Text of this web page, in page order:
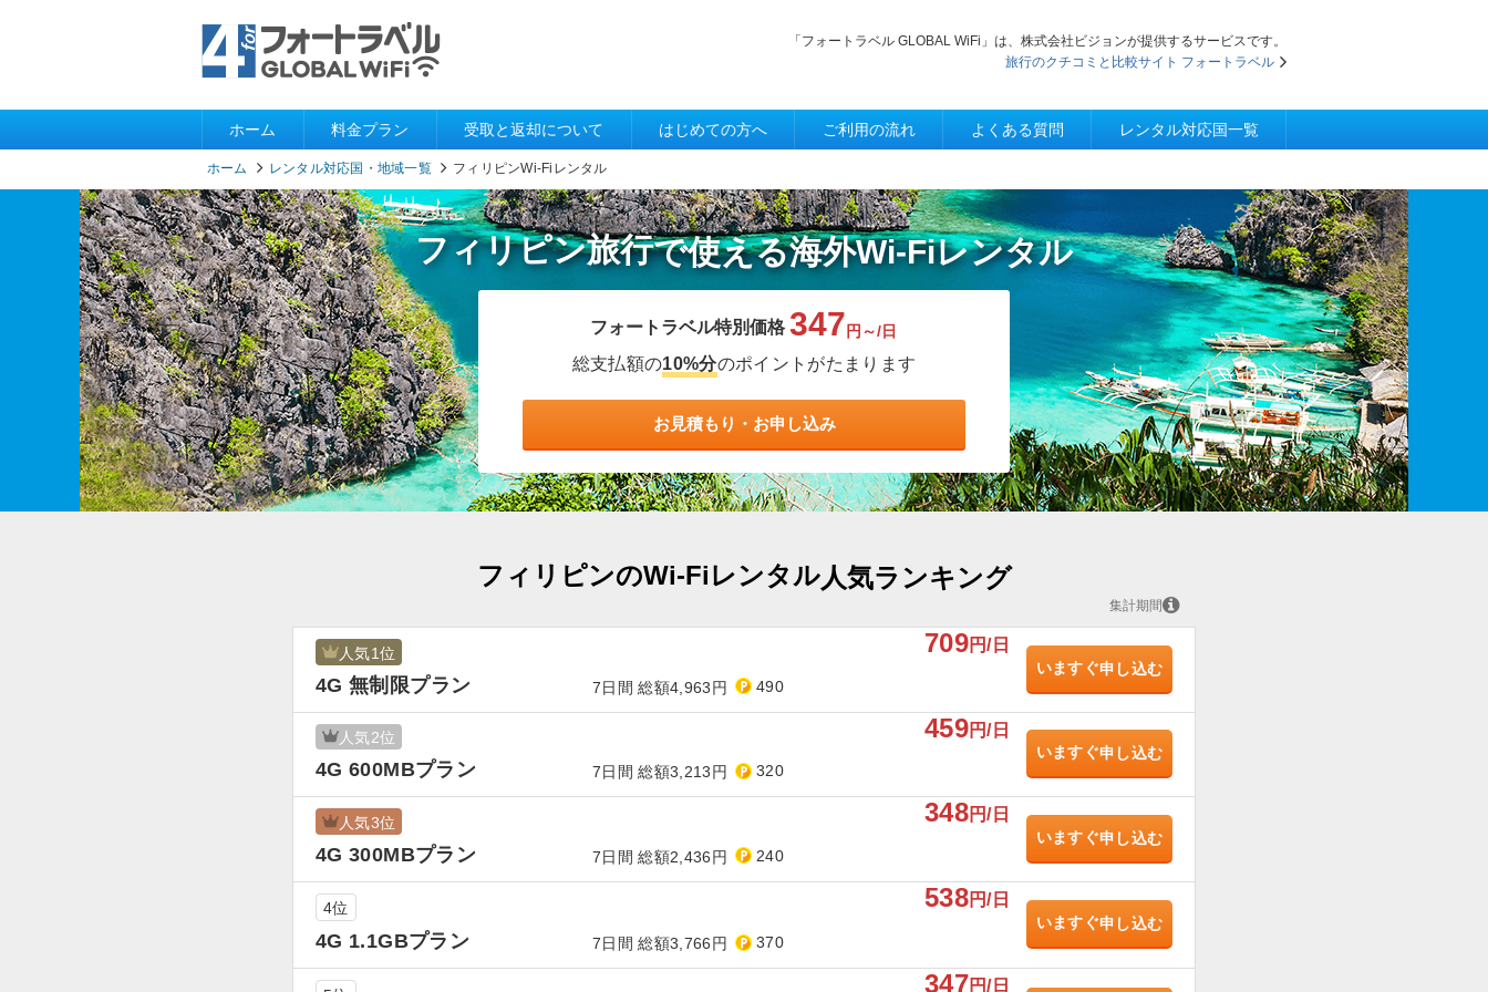
「フォートラベル GLOBAL WiFi」は、株式会社ビジョンが提供するサービスです。
旅行のクチコミと比較サイト フォートラベル
ホーム 料金プラン 受取と返却について はじめての方へ ご利用の流れ よくある質問 レンタル対応国一覧
ホーム レンタル対応国・地域一覧 フィリピンWi-Fiレンタル
フィリピン旅行で使える海外Wi-Fiレンタル
フォートラベル特別価格 347 円～/日
総支払額の10%分のポイントがたまります
お見積もり・お申し込み
フィリピンのWi-Fiレンタル人気ランキング
集計期間
人気1位
4G 無制限プラン 7日間 総額4,963円 490
709円/日
いますぐ申し込む
人気2位
4G 600MBプラン 7日間 総額3,213円 320
459円/日
いますぐ申し込む
人気3位
4G 300MBプラン 7日間 総額2,436円 240
348円/日
いますぐ申し込む
4位
4G 1.1GBプラン 7日間 総額3,766円 370
538円/日
いますぐ申し込む
347円/日